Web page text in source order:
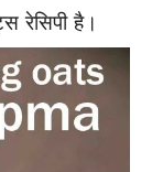
रेसिपी है।